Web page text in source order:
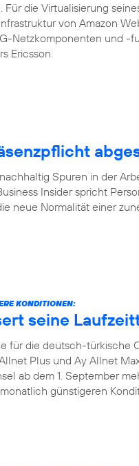
Für die Virtualisierung
von Amazon
Netzkomponenten und -
Ericsson.
Spuren in der
Insider spricht
neue Normalität einer
KONDITIONEN:
seine
für die deutsch-türkische
Plus und Ay Allnet
ab dem 1. September
günstigeren